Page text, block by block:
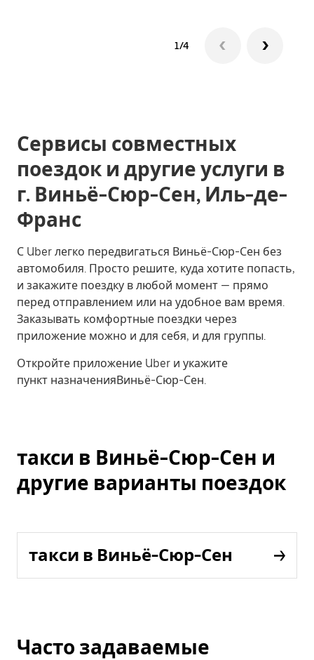
1/4
Сервисы совместных
поездок и другие услуги в
г. Виньё-Сюр-Сен, Иль-де-
Франс
С Uber легко передвигаться Виньё-Сюр-Сен без
автомобиля. Просто решите, куда хотите попасть,
и закажите поездку в любой момент — прямо
перед отправлением или на удобное вам время.
Заказывать комфортные поездки через
приложение можно и для себя, и для группы.
Откройте приложение Uber и укажите
пункт назначенияВиньё-Сюр-Сен.
такси в Виньё-Сюр-Сен и
другие варианты поездок
такси в Виньё-Сюр-Сен
Часто задаваемые